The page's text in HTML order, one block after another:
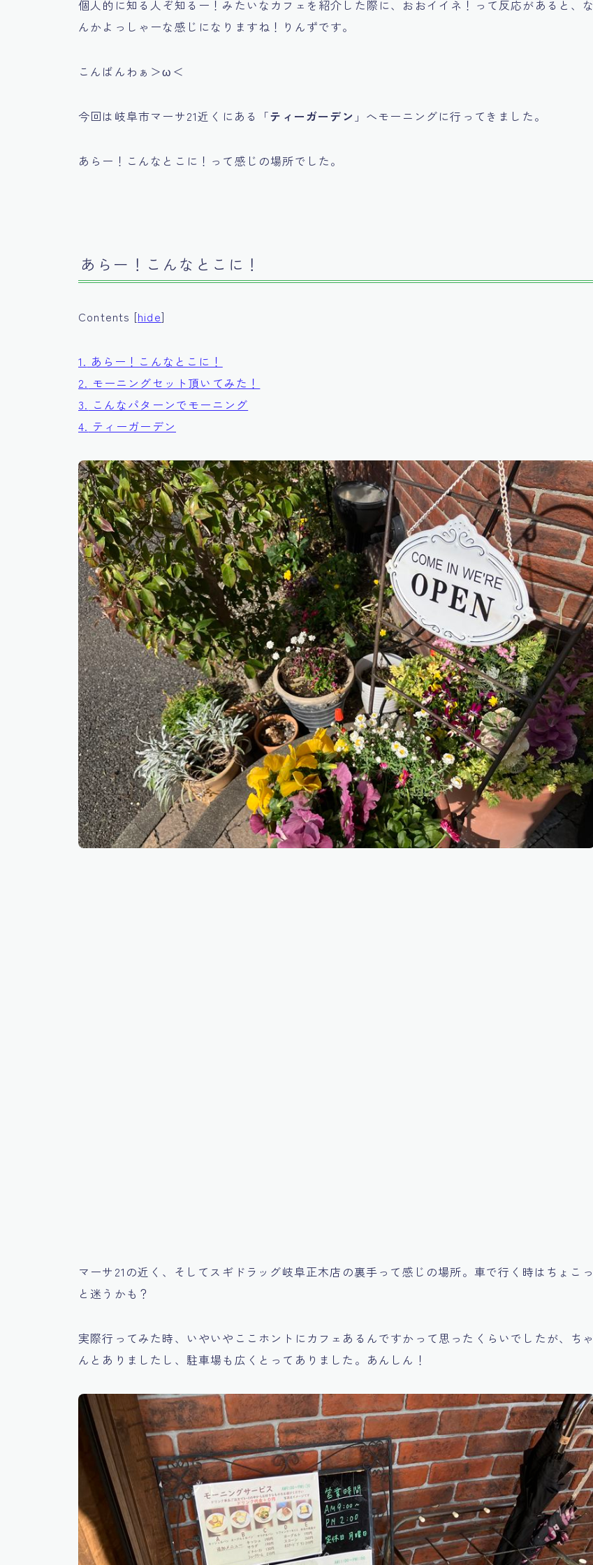
個人的に知る人ぞ知るー！みたいなカフェを紹介した際に、おおイイネ！って反応があると、な
んかよっしゃーな感じになりますね！りんずです。
こんばんわぁ＞ω＜
今回は岐阜市マーサ21近くにある「ティーガーデン 」へモーニングに行ってきました。
あらー！こんなとこに！って感じの場所でした。
あらー！こんなとこに！
Contents [hide]
1. あらー！こんなとこに！
2. モーニングセット頂いてみた！
3. こんなパターンでモーニング
4. ティーガーデン
マーサ21の近く、そしてスギドラッグ岐阜正木店の裏手って感じの場所。車で行く時はちょこっ
と迷うかも？
実際行ってみた時、いやいやここホントにカフェあるんですかって思ったくらいでしたが、ちゃ
んとありましたし、駐車場も広くとってありました。あんしん！